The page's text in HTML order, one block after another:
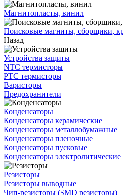
Магнитопласты, винил
Поисковые магниты, сборщики,
Назад
Устройства защиты
NTC термисторы
PTC термисторы
Варисторы
Предохранители
Конденсаторы
Конденсаторы керамические
Конденсаторы металлобумажные
Конденсаторы пленочные
Конденсаторы пусковые
Конденсаторы
Резисторы
Резисторы выводные
Чип-резисторы (SMD резисторы)